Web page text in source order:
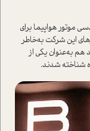
موتور هواپیما برای
این شرکت به‌خاطر
به‌عنوان یکی از
شناخته شدند.